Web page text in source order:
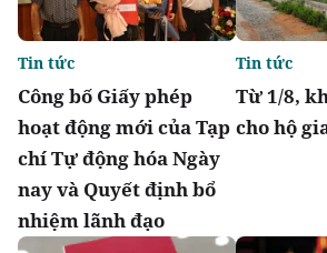
Công bố Giấy phép
hoạt động mới của Tạp
chí Tự động hóa Ngày
nay và Quyết định bổ
nhiệm lãnh đạo
Tin tức
Từ 1/8,
cho hộ
Tin tức